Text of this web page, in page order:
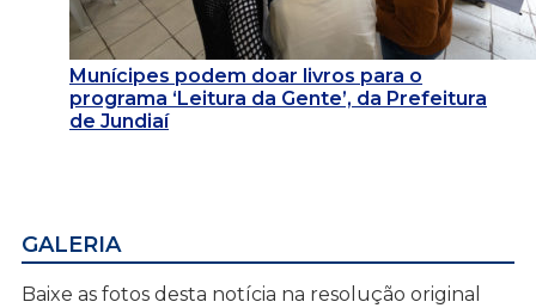
Munícipes podem doar livros para o
programa ‘Leitura da Gente’, da Prefeitura
de Jundiaí
GALERIA
Baixe as fotos desta notícia na resolução original